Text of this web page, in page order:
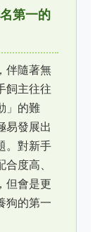
第一的
伴隨著無
飼主往往
」的難
易發展出
。對新手
度高、
但會是更
狗的第一